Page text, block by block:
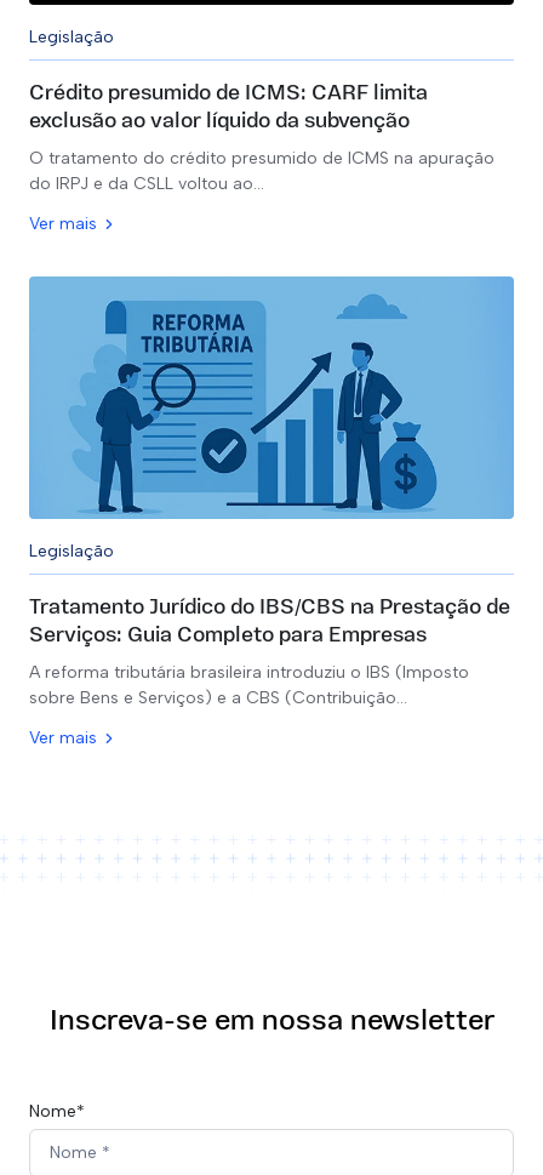
Legislação
Crédito presumido de ICMS: CARF limita
exclusão ao valor líquido da subvenção
O tratamento do crédito presumido de ICMS na apuração
do IRPJ e da CSLL voltou ao…
Ver mais
Legislação
Tratamento Jurídico do IBS/CBS na Prestação de
Serviços: Guia Completo para Empresas
A reforma tributária brasileira introduziu o IBS (Imposto
sobre Bens e Serviços) e a CBS (Contribuição…
Ver mais
Inscreva-se em nossa newsletter
Nome*